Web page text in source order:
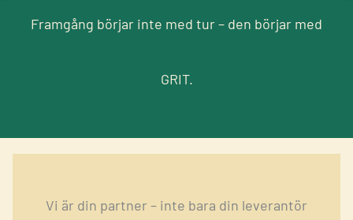
Framgång börjar inte med tur – den börjar med
GRIT.
Vi är din partner – inte bara din leverantör